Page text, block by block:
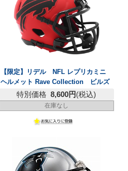
【限定】リデル NFL レプリカミニ
ヘルメット Rave Collection ビルズ
特別価格 8,600円(税込)
在庫なし